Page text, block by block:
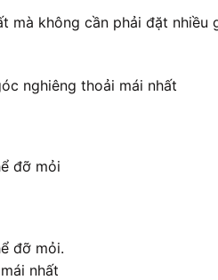
mà không cần phải đặt nhiều
nghiêng thoải mái nhất
đỡ mỏi
đỡ mỏi.
nhất